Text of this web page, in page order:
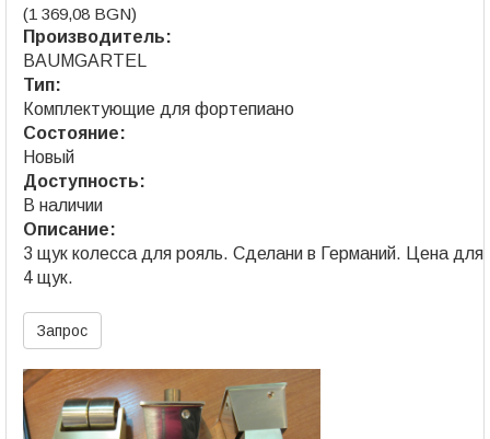
(1 369,08 BGN)
Производитель:
BAUMGARTEL
Тип:
Комплектующие для фортепиано
Состояние:
Новый
Доступность:
В наличии
Описание:
3 щук колесса для рояль. Сделани в Германий. Цена для
4 щук.
Запрос